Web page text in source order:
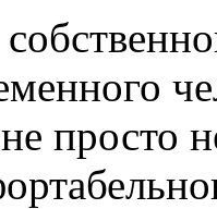
просто